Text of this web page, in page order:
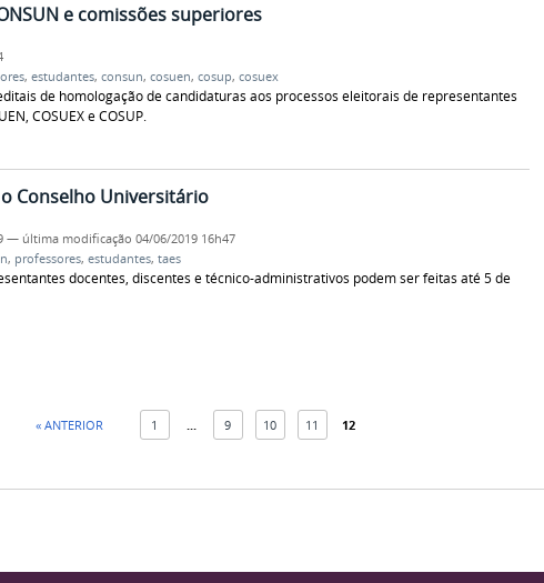
e comissões superiores
, estudantes, consun, cosuen, cosup, cosuex
de homologação de candidaturas aos processos eleitorais de representantes
COSUEX e COSUP.
Conselho Universitário
— última modificação 04/06/2019 16h47
, professores, estudantes, taes
docentes, discentes e técnico-administrativos podem ser feitas até 5 de
« ANTERIOR 1 9 10 11 12